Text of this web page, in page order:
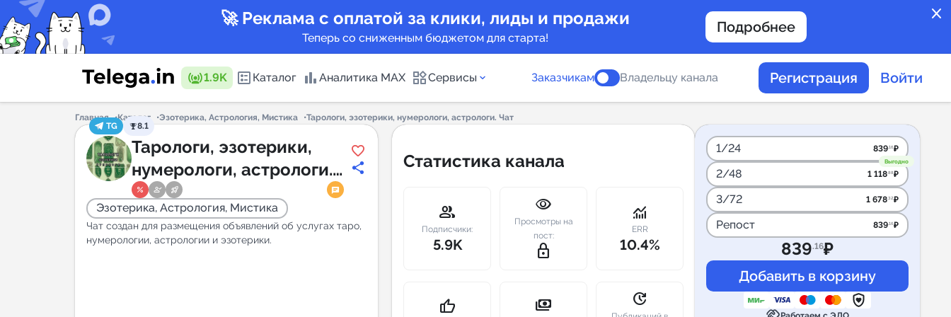
close
🚀 Реклама с оплатой за клики, лиды и продажи
Теперь со сниженным бюджетом для старта!
Подробнее
1.9K Каталог Аналитика MAX Сервисы
Каталог каналов
Горящие предложения
Индекс читаемости каналов в
Telegram
New
сопровождение
Заказчикам Владельцу канала Регистрация Войти
Главная Каталог Эзотерика, Астрология, Мистика
Тарологи, эзотерики, нумерологи, астрологи. Чат
TG
8.1
Тарологи, эзотерики,
нумерологи, астрологи.
Чат
Эзотерика, Астрология, Мистика
Чат создан для размещения объявлений об услугах таро,
нумерологии, астрологии и эзотерики.
Статистика канала
group
Подписчики:
5.9K
visibility
Просмотры на
пост:
lock_outline
monitoring
ERR
10.4%
thumb_up payments update
1/24 839.16₽
Выгодно
2/48 1 118.88₽
3/72 1 678.32₽
Репост 839.16₽
839.16₽